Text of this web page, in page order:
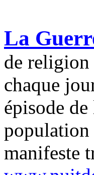
La
de religion
chaque
épisode
population
manifeste